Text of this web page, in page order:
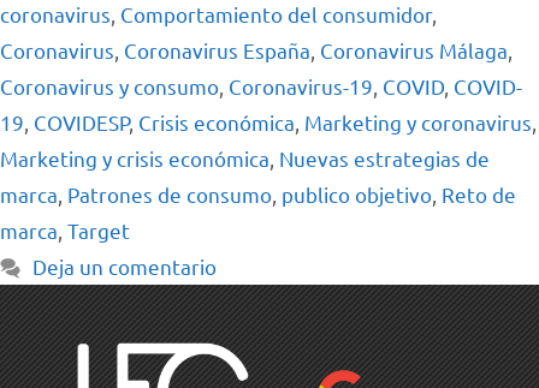
coronavirus, Comportamiento del consumidor,
Coronavirus, Coronavirus España, Coronavirus Málaga,
Coronavirus y consumo, Coronavirus-19, COVID, COVID-
19, COVIDESP, Crisis económica, Marketing y coronavirus,
Marketing y crisis económica, Nuevas estrategias de
marca, Patrones de consumo, publico objetivo, Reto de
marca, Target
Deja un comentario